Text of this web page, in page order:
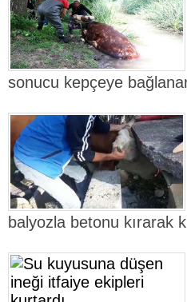
sonucu kepçeye
balyozla betonu kırarak